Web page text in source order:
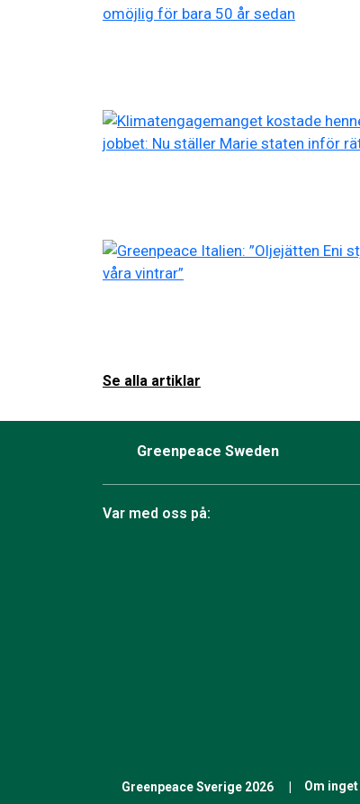
Se alla artiklar
Greenpeace Sweden
Var med oss på:
Greenpeace Sverige 2026 Om inget